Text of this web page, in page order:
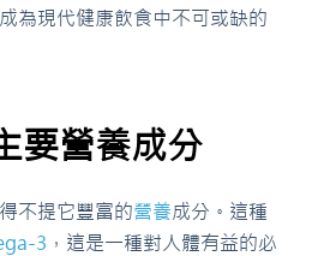
為現代健康飲食中不可或缺的
要營養成分
不提它豐富的營養成分。這種
3 ，這是一種對人體有益的必